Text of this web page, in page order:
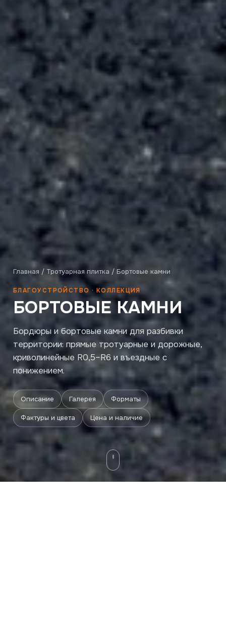
Главная / Тротуарная плитка / Бортовые камни
БЛАГОУСТРОЙСТВО · КОЛЛЕКЦИЯ
БОРТОВЫЕ КАМНИ
Бордюры и бортовые камни для разбивки
территории: прямые тротуарные и дорожные,
криволинейные R0,5–R6 и въездные с
понижением.
Описание Галерея Форматы
Фактуры и цвета Цена и наличие